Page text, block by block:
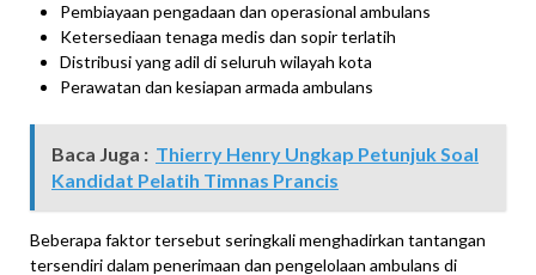
Pembiayaan pengadaan dan operasional ambulans
Ketersediaan tenaga medis dan sopir terlatih
Distribusi yang adil di seluruh wilayah kota
Perawatan dan kesiapan armada ambulans
Baca Juga : Thierry Henry Ungkap Petunjuk Soal
Kandidat Pelatih Timnas Prancis
Beberapa faktor tersebut seringkali menghadirkan tantangan
tersendiri dalam penerimaan dan pengelolaan ambulans di